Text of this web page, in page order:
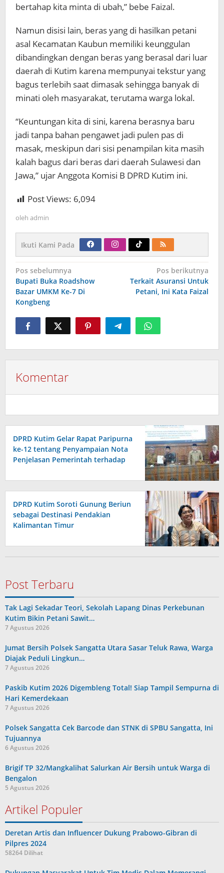
bertahap kita minta di ubah,” bebe Faizal.
Namun disisi lain, beras yang di hasilkan petani
asal Kecamatan Kaubun memiliki keunggulan
dibandingkan dengan beras yang berasal dari luar
daerah di Kutim karena mempunyai tekstur yang
bagus terlebih saat dimasak sehingga banyak di
minati oleh masyarakat, terutama warga lokal.
“Keuntungan kita di sini, karena berasnya baru
jadi tanpa bahan pengawet jadi pulen pas di
masak, meskipun dari sisi penampilan kita masih
kalah bagus dari beras dari daerah Sulawesi dan
Jawa,” ujar Anggota Komisi B DPRD Kutim ini.
Post Views: 6,094
oleh admin
Ikuti Kami Pada
Navigasi
pos
Pos sebelumnya
Bupati Buka Roadshow
Bazar UMKM Ke-7 Di
Kongbeng
Pos berikutnya
Terkait Asuransi Untuk
Petani, Ini Kata Faizal
Komentar
DPRD Kutim Gelar Rapat Paripurna
ke-12 tentang Penyampaian Nota
Penjelasan Pemerintah terhadap
DPRD Kutim Soroti Gunung Beriun
sebagai Destinasi Pendakian
Kalimantan Timur
Post Terbaru
Tak Lagi Sekadar Teori, Sekolah Lapang Dinas Perkebunan
Kutim Bikin Petani Sawit…
7 Agustus 2026
Jumat Bersih Polsek Sangatta Utara Sasar Teluk Rawa, Warga
Diajak Peduli Lingkun…
7 Agustus 2026
Paskib Kutim 2026 Digembleng Total! Siap Tampil Sempurna di
Hari Kemerdekaan
7 Agustus 2026
Polsek Sangatta Cek Barcode dan STNK di SPBU Sangatta, Ini
Tujuannya
6 Agustus 2026
Brigif TP 32/Mangkalihat Salurkan Air Bersih untuk Warga di
Bengalon
5 Agustus 2026
Artikel Populer
Deretan Artis dan Influencer Dukung Prabowo-Gibran di
Pilpres 2024
58264 Dilihat